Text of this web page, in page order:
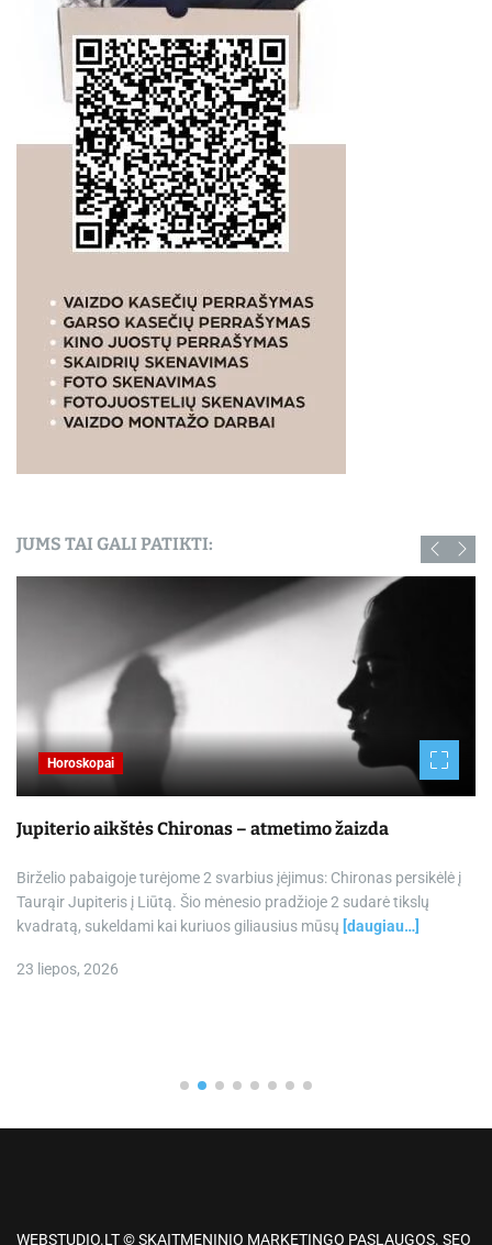
JUMS TAI GALI PATIKTI:
Horoskopai
Jupiterio aikštės Chironas – atmetimo žaizda
Birželio pabaigoje turėjome 2 svarbius įėjimus: Chironas persikėlė į
Taurąir Jupiteris į Liūtą. Šio mėnesio pradžioje 2 sudarė tikslų
kvadratą, sukeldami kai kuriuos giliausius mūsų [daugiau…]
23 liepos, 2026
WEBSTUDIO.LT © SKAITMENINIO MARKETINGO PASLAUGOS. SEO